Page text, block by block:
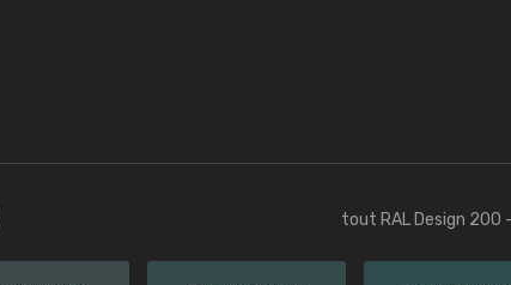
tout RAL Design 200